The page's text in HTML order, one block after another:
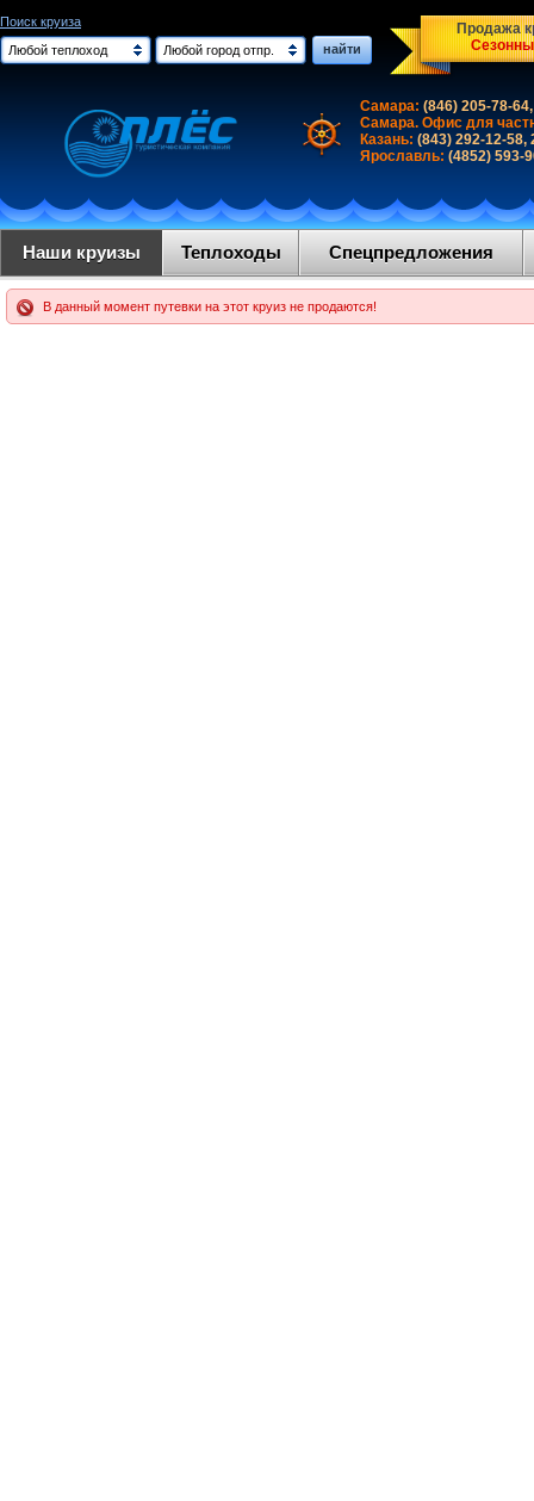
Поиск круиза
Любой теплоход
Любой город отпр. найти
Продажа
Самара: (846) 205-78-
Самара. Офис для
Казань: (843) 292-12-58,
Ярославль: (4852) 593-
Наши круизы Теплоходы Спецпредложения
В данный момент путевки на этот круиз не продаются!